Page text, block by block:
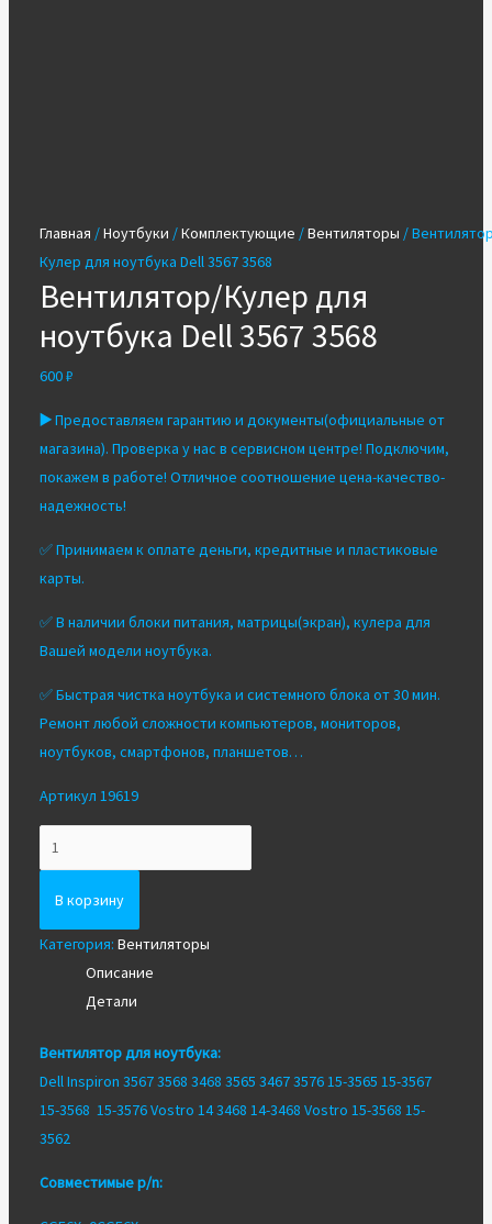
Главная /Ноутбуки /Комплектующие /Вентиляторы /
Кулер для ноутбука Dell 3567 3568
Вентилятор/Кулер для
ноутбука Dell 3567 3568
600₽
▶️Предоставляем гарантию и документы(официальные от
магазина). Проверка у нас в сервисном центре! Подключим,
покажем в работе! Отличное соотношение цена-качество-
надежность!
✅ Принимаем к оплате деньги, кредитные и пластиковые
карты.
✅ В наличии блоки питания, матрицы(экран), кулера для
Вашей модели ноутбука.
✅ Быстрая чистка ноутбука и системного блока от 30 мин.
Ремонт любой сложности компьютеров, мониторов,
ноутбуков, смартфонов, планшетов…
Артикул 19619
Количество
Вентилятор/
Кулер
для
ноутбука
В корзину
Категория: Вентиляторы
Описание
Детали
Вентилятор для ноутбука:
Dell Inspiron 3567 3568 3468 3565 3467 3576 15-3565 15-3567
15-3568 15-3576 Vostro 14 3468 14-3468 Vostro 15-3568 15-
3562
Совместимые p/n: